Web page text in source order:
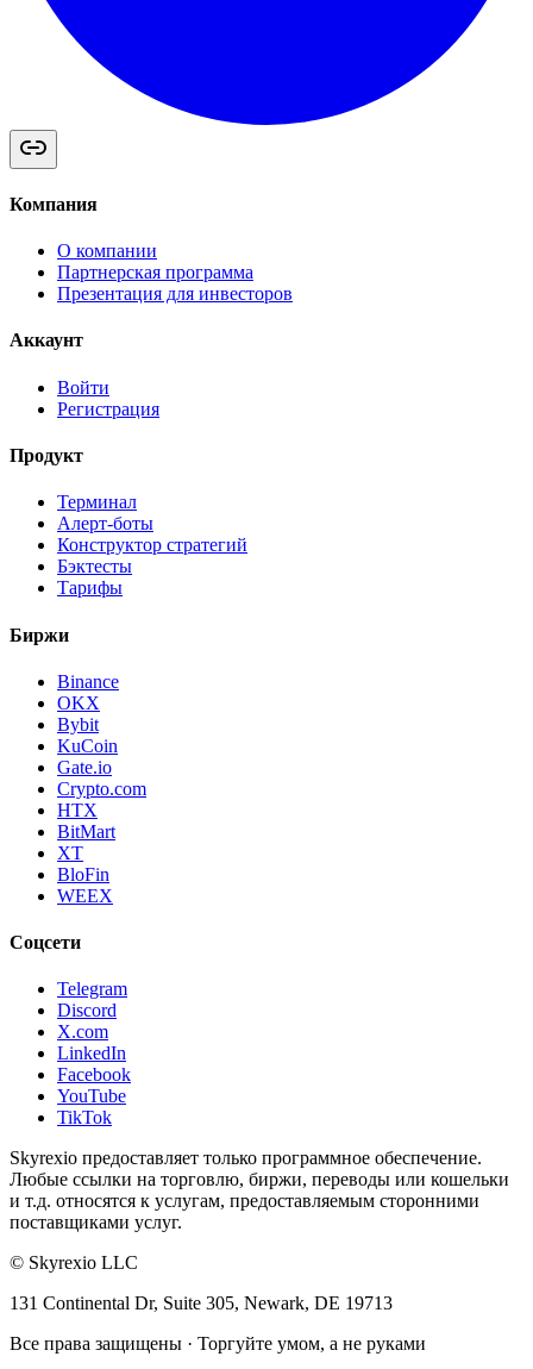
Компания
О компании
Партнерская программа
Презентация для инвесторов
Аккаунт
Войти
Регистрация
Продукт
Терминал
Алерт-боты
Конструктор стратегий
Бэктесты
Тарифы
Биржи
Binance
OKX
Bybit
KuCoin
Gate.io
Crypto.com
HTX
BitMart
XT
BloFin
WEEX
Соцсети
Telegram
Discord
X.com
LinkedIn
Facebook
YouTube
TikTok
Skyrexio предоставляет только программное обеспечение.
Любые ссылки на торговлю, биржи, переводы или кошельки
и т.д. относятся к услугам, предоставляемым сторонними
поставщиками услуг.
© Skyrexio LLC
131 Continental Dr, Suite 305, Newark, DE 19713
Все права защищены · Торгуйте умом, а не руками